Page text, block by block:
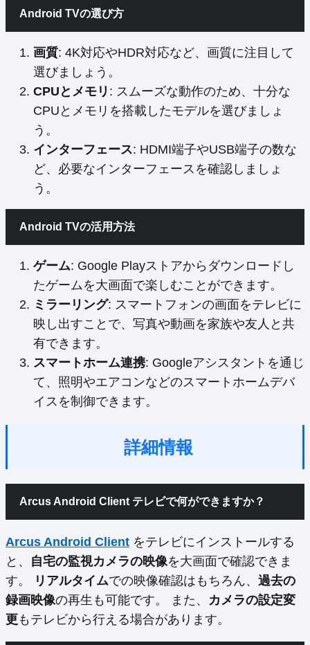
Android TVの選び方
画質: 4K対応やHDR対応など、画質に注目して
選びましょう。
CPUとメモリ : スムーズな動作のため、十分な
CPUとメモリを搭載したモデルを選びましょ
う。
インターフェース: HDMI端子やUSB端子の数な
ど、必要なインターフェースを確認しましょ
う。
Android TVの活用方法
ゲーム: Google Playストアからダウンロードし
たゲームを大画面で楽しむことができます。
ミラーリング: スマートフォンの画面をテレビに
映し出すことで、写真や動画を家族や友人と共
有できます。
スマートホーム連携: Googleアシスタントを通じ
て、照明やエアコンなどのスマートホームデバ
イスを制御できます。
詳細情報
Arcus Android Client テレビで何ができますか？
Arcus Android Client をテレビにインストールする
と、 自宅の監視カメラの映像を大画面で確認できま
す。
リアルタイムでの映像確認はもちろん、 過去の
録画映像の再生も可能です。 また、 カメラの設定変
更もテレビから行える場合があります。